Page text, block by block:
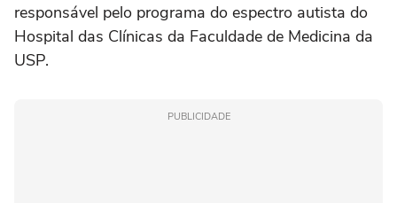
responsável pelo programa do espectro autista do
Hospital das Clínicas da Faculdade de Medicina da
USP.
PUBLICIDADE